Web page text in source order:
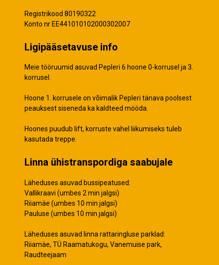
Registrikood 80190322
Konto nr EE441010102000302007
Ligipääsetavuse info
Meie tööruumid asuvad Pepleri 6 hoone 0-korrusel ja 3.
korrusel.
Hoone 1. korrusele on võimalik Pepleri tänava poolsest
peauksest siseneda ka kaldteed mööda.
Hoones puudub lift, korruste vahel liikumiseks tuleb
kasutada treppe.
Linna ühistranspordiga saabujale
Läheduses asuvad bussipeatused:
Vallikraavi (umbes 2 min jalgsi)
Riiamäe (umbes 10 min jalgsi)
Pauluse (umbes 10 min jalgsi)
Läheduses asuvad linna rattaringluse parklad:
Riiamäe, TÜ Raamatukogu, Vanemuise park,
Raudteejaam